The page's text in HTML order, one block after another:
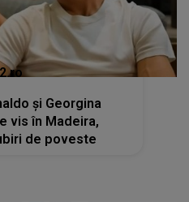
și Georgina
vis în Madeira,
de poveste